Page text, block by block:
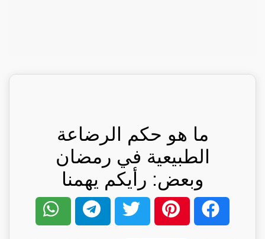
ما هو حكم الرضاعة
الطبيعية في رمضان
وبعض: رأيكم يهمنا